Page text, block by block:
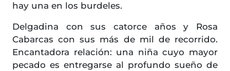
hay una en los burdeles.
Delgadina con sus catorce años y Rosa
Cabarcas con sus más de mil de recorrido.
Encantadora relación: una niña cuyo mayor
pecado es entregarse al profundo sueño de